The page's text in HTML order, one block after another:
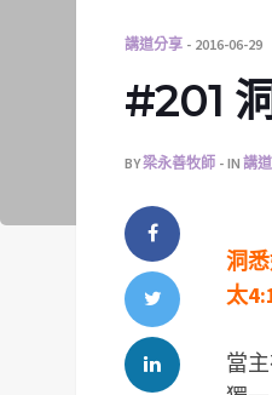
講道分享 2016-06-29
#201
BY梁永善牧師 IN 講
洞
太
當